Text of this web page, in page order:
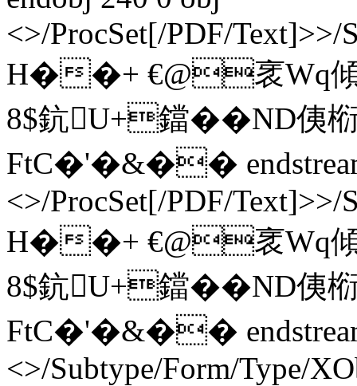
<>/ProcSet[/PDF/Text]>>/
H��+ €@衺Wq
8$鈧U+鐺��ND侇
FtC�'�&�� endstream
<>/ProcSet[/PDF/Text]>>/
H��+ €@衺Wq
8$鈧U+鐺��ND侇
FtC�'�&�� endstream
<>/Subtype/Form/Type/